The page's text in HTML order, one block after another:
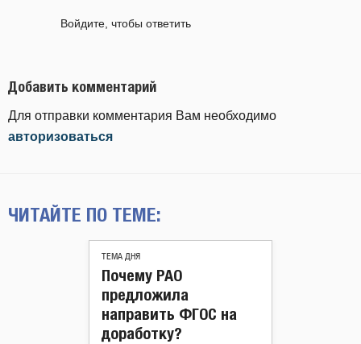
Войдите, чтобы ответить
Добавить комментарий
Для отправки комментария Вам необходимо
авторизоваться
ЧИТАЙТЕ ПО ТЕМЕ:
ТЕМА ДНЯ
Почему РАО
предложила
направить ФГОС на
доработку?